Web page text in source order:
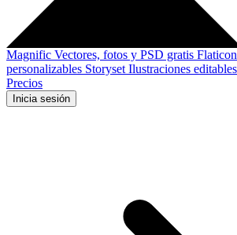
Magnific Vectores, fotos y PSD gratis Flaticon
personalizables Storyset Ilustraciones
Precios
Inicia sesión